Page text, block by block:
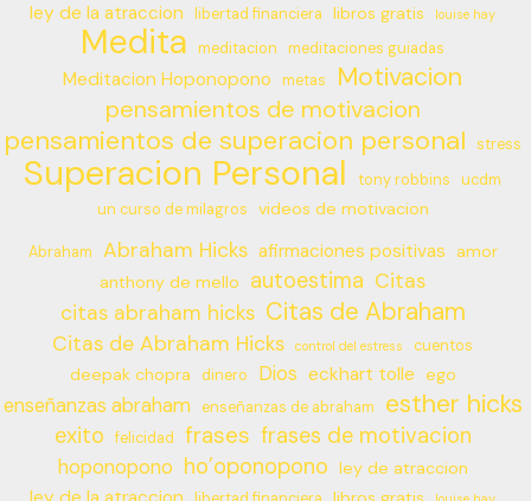
ley de la atraccion libertad financiera libros gratis louise hay
Medita meditacion meditaciones guiadas
Meditacion Hoponopono metas Motivacion
pensamientos de motivacion
pensamientos de superacion personal stress
Superacion Personal tony robbins
ucdm
un curso de milagros
videos de motivacion
Abraham Abraham Hicks afirmaciones positivas
amor
anthony de mello
autoestima Citas
citas abraham hicks Citas de Abraham
Citas de Abraham Hicks control del estress cuentos
deepak chopra dinero Dios eckhart tolle ego
enseñanzas abraham enseñanzas de abraham esther hicks
exito felicidad frases frases de motivacion
hoponopono ho’oponopono ley de atraccion